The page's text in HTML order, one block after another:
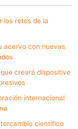
los retos de la
acervo con nuevas
creará dispositivo
internacional
científico